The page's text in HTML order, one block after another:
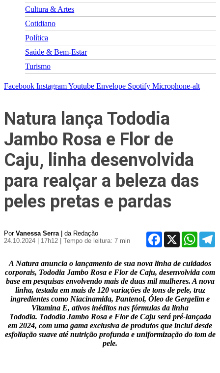
Cultura & Artes
Cotidiano
Política
Saúde & Bem-Estar
Turismo
Facebook InstagramYoutube Envelope Spotify Microphone-alt
Natura lança Tododia
Jambo Rosa e Flor de
Caju, linha desenvolvida
para realçar a beleza das
peles pretas e pardas
Por Vanessa Serra| da Redação
24.10.2024 | 17h12
| Tempo de leitura: 7 min
Facebook
X
A Natura anuncia o lançamento de sua nova linha de cuidados
corporais, Tododia Jambo Rosa e Flor de Caju, desenvolvida com
base em pesquisas envolvendo mais de duas mil mulheres. A nova
linha, testada em mais de 120 variações de tons de pele, traz
ingredientes como Niacinamida, Pantenol, Óleo de Gergelim e
Vitamina E, ativos inéditos nas fórmulas da linha
Tododia. Tododia Jambo Rosa e Flor de Caju será pré-lançada
em 2024, com uma gama exclusiva de produtos que inclui desde
esfoliação suave até nutrição profunda e uniformização do tom de
pele.